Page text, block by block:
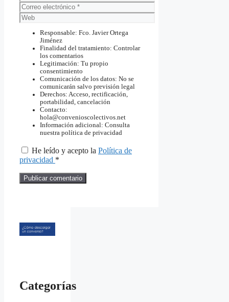
Correo
electrónico
Web
Responsable: Fco. Javier Ortega
Jiménez
Finalidad del tratamiento: Controlar
los comentarios
Legitimación: Tu propio
consentimiento
Comunicación de los datos: No se
comunicarán salvo previsión legal
Derechos: Acceso, rectificación,
portabilidad, cancelación
Contacto:
hola@convenioscolectivos.net
Información adicional: Consulta
nuestra política de privacidad
He leído y acepto la Política de
privacidad *
Categorías